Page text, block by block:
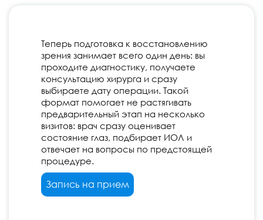
Теперь подготовка к восстановлению
зрения занимает всего один день: вы
проходите диагностику, получаете
консультацию хирурга и сразу
выбираете дату операции. Такой
формат помогает не растягивать
предварительный этап на несколько
визитов: врач сразу оценивает
состояние глаз, подбирает ИОЛ и
отвечает на вопросы по предстоящей
процедуре.
Запись на прием